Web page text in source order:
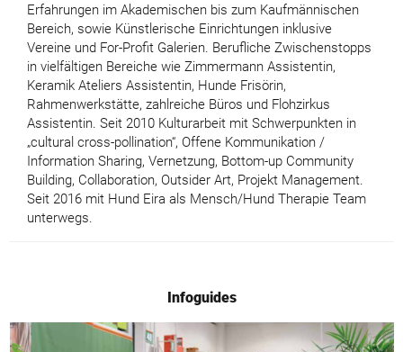
Erfahrungen im Akademischen bis zum Kaufmännischen
Bereich, sowie Künstlerische Einrichtungen inklusive
Vereine und For-Profit Galerien. Berufliche Zwischenstopps
in vielfältigen Bereiche wie Zimmermann Assistentin,
Keramik Ateliers Assistentin, Hunde Frisörin,
Rahmenwerkstätte, zahlreiche Büros und Flohzirkus
Assistentin. Seit 2010 Kulturarbeit mit Schwerpunkten in
„cultural cross-pollination“, Offene Kommunikation /
Information Sharing, Vernetzung, Bottom-up Community
Building, Collaboration, Outsider Art, Projekt Management.
Seit 2016 mit Hund Eira als Mensch/Hund Therapie Team
unterwegs.
Infoguides